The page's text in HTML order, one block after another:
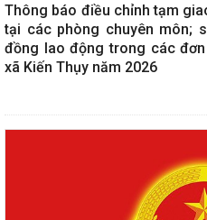
Thông báo điều chỉnh tạm
tại các phòng chuyên môn;
đồng lao động trong các
xã Kiến Thụy năm 2026